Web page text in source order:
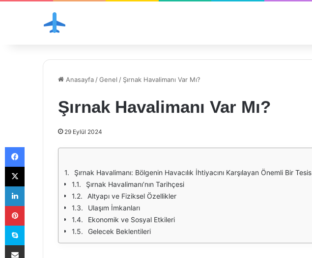
Anasayfa /Genel / Şırnak Havalimanı Var Mı?
Şırnak Havalimanı Var Mı?
29 Eylül 2024
Şırnak Havalimanı: Bölgenin Havacılık İhtiyacını Karşılayan Önemli Bir Tesis
Şırnak Havalimanı’nın Tarihçesi
Altyapı ve Fiziksel Özellikler
Ulaşım İmkanları
Ekonomik ve Sosyal Etkileri
Gelecek Beklentileri
Facebook
X
LinkedIn
Pinterest
Skype
E-Posta ile paylaş